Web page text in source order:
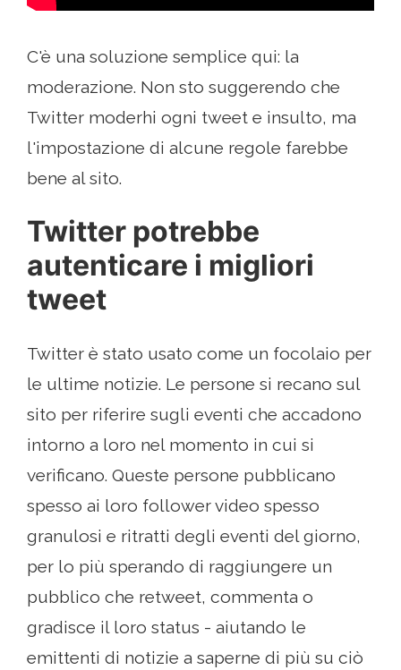
C'è una soluzione semplice qui: la
moderazione. Non sto suggerendo che
Twitter moderhi ogni tweet e insulto, ma
l'impostazione di alcune regole farebbe
bene al sito.
Twitter potrebbe
autenticare i migliori
tweet
Twitter è stato usato come un focolaio per
le ultime notizie. Le persone si recano sul
sito per riferire sugli eventi che accadono
intorno a loro nel momento in cui si
verificano. Queste persone pubblicano
spesso ai loro follower video spesso
granulosi e ritratti degli eventi del giorno,
per lo più sperando di raggiungere un
pubblico che retweet, commenta o
gradisce il loro status - aiutando le
emittenti di notizie a saperne di più su ciò